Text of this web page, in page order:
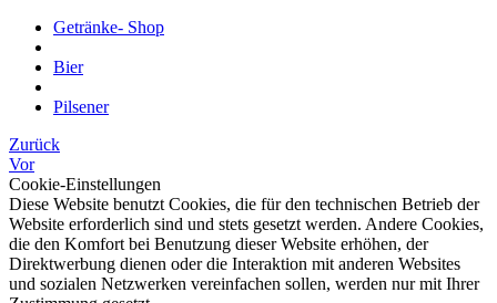
Getränke- Shop
Bier
Pilsener
Zurück
Vor
Cookie-Einstellungen
Diese Website benutzt Cookies, die für den technischen Betrieb der
Website erforderlich sind und stets gesetzt werden. Andere Cookies,
die den Komfort bei Benutzung dieser Website erhöhen, der
Direktwerbung dienen oder die Interaktion mit anderen Websites
und sozialen Netzwerken vereinfachen sollen, werden nur mit Ihrer